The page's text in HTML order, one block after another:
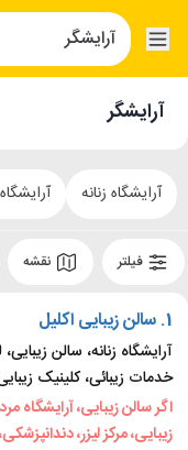
آرایشگر
آرایشگاه زنانه
فیلتر نقشه
1. سالن زیبایی اکلیل
آرایشگاه زنانه، سالن زیبایی،
خدمات زیبائی، کلینیک
اگر سالن زیبایی، آرایشگاه
زیبایی، مرکز لیزر،